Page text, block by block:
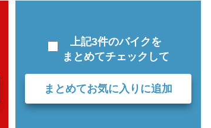
上記3件のバイクを
まとめてチェックして
まとめてお気に入りに追加